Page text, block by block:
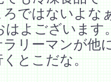
ろではないよな
はよございます
リーマンが他
とこだな。